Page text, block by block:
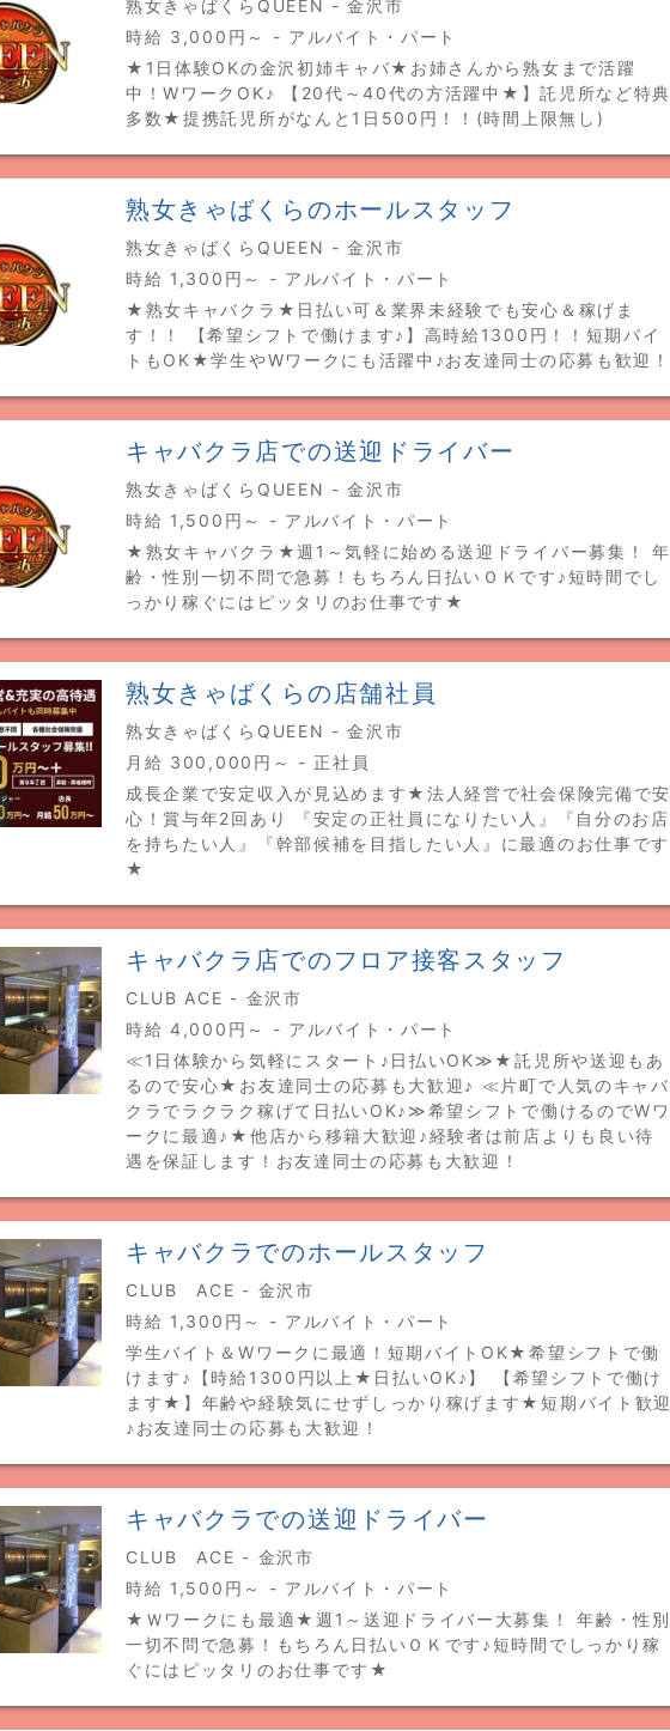
熟女きゃばくらQUEEN - 金沢市
時給 3,000円～ - アルバイト・パート
★1日体験OKの金沢初姉キャバ★お姉さんから熟女まで活躍
中！WワークOK♪ 【20代～40代の方活躍中★】託児所など特典
多数★提携託児所がなんと1日500円！！(時間上限無し)
熟女きゃばくらのホールスタッフ
熟女きゃばくらQUEEN - 金沢市
時給 1,300円～ - アルバイト・パート
★熟女キャバクラ★日払い可＆業界未経験でも安心＆稼げま
す！！ 【希望シフトで働けます♪】高時給1300円！！短期バイ
トもOK★学生やWワークにも活躍中♪お友達同士の応募も歓迎！
キャバクラ店での送迎ドライバー
熟女きゃばくらQUEEN - 金沢市
時給 1,500円～ - アルバイト・パート
★熟女キャバクラ★週1～気軽に始める送迎ドライバー募集！ 年
齢・性別一切不問で急募！もちろん日払いＯＫです♪短時間でし
っかり稼ぐにはピッタリのお仕事です★
熟女きゃばくらの店舗社員
熟女きゃばくらQUEEN - 金沢市
月給 300,000円～ - 正社員
成長企業で安定収入が見込めます★法人経営で社会保険完備で安
心！賞与年2回あり 『安定の正社員になりたい人』『自分のお店
を持ちたい人』『幹部候補を目指したい人』に最適のお仕事です
★
キャバクラ店でのフロア接客スタッフ
CLUB ACE - 金沢市
時給 4,000円～ - アルバイト・パート
≪1日体験から気軽にスタート♪日払いOK≫★託児所や送迎もあ
るので安心★お友達同士の応募も大歓迎♪ ≪片町で人気のキャバ
クラでラクラク稼げて日払いOK♪≫希望シフトで働けるのでWワ
ークに最適♪★他店から移籍大歓迎♪経験者は前店よりも良い待
遇を保証します！お友達同士の応募も大歓迎！
キャバクラでのホールスタッフ
CLUB ACE - 金沢市
時給 1,300円～ - アルバイト・パート
学生バイト＆Wワークに最適！短期バイトOK★希望シフトで働
けます♪【時給1300円以上★日払いOK♪】 【希望シフトで働け
ます★】年齢や経験気にせずしっかり稼げます★短期バイト歓迎
♪お友達同士の応募も大歓迎！
キャバクラでの送迎ドライバー
CLUB ACE - 金沢市
時給 1,500円～ - アルバイト・パート
★Ｗワークにも最適★週1～送迎ドライバー大募集！ 年齢・性別
一切不問で急募！もちろん日払いＯＫです♪短時間でしっかり稼
ぐにはピッタリのお仕事です★